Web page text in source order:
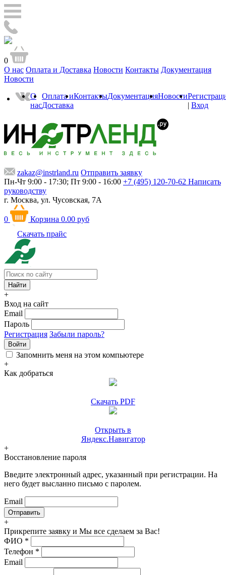
0
О нас Оплата и Доставка Новости Контакты Документация
Новости
О
нас
Оплата и
Доставка
КонтактыДокументацияНовости
| Вход
zakaz@instrland.ru Отправить заявку
Пн-Чт 9:00 - 17:30; Пт 9:00 - 16:00 +7 (495) 120-70-62 Написать
руководству
г. Москва, ул. Чусовская, 7А
0 Корзина 0.00 руб
Скачать прайс
+
Вход на сайт
Email
Пароль
Регистрация Забыли пароль?
Войти
Запомнить меня на этом компьютере
+
Как добраться
Скачать PDF
Открыть в
Яндекс.Навигатор
+
Восстановление пароля
Введите электронный адрес, указанный при регистрации. На
него будет высланно письмо с паролем.
Email
+
Прикрепите заявку и Мы все сделаем за Вас!
ФИО *
Телефон *
Email